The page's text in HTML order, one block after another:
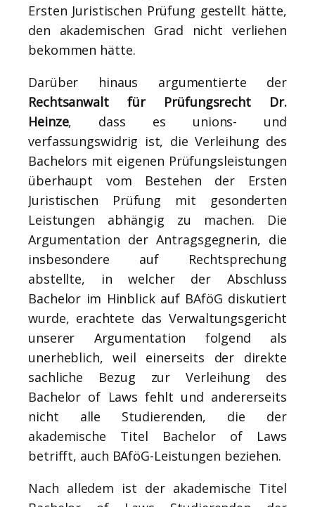
Ersten Juristischen Prüfung gestellt hätte,
den akademischen Grad nicht verliehen
bekommen hätte.
Darüber hinaus argumentierte der
Rechtsanwalt für Prüfungsrecht Dr.
Heinze, dass es unions- und
verfassungswidrig ist, die Verleihung des
Bachelors mit eigenen Prüfungsleistungen
überhaupt vom Bestehen der Ersten
Juristischen Prüfung mit gesonderten
Leistungen abhängig zu machen. Die
Argumentation der Antragsgegnerin, die
insbesondere auf Rechtsprechung
abstellte, in welcher der Abschluss
Bachelor im Hinblick auf BAföG diskutiert
wurde, erachtete das Verwaltungsgericht
unserer Argumentation folgend als
unerheblich, weil einerseits der direkte
sachliche Bezug zur Verleihung des
Bachelor of Laws fehlt und andererseits
nicht alle Studierenden, die der
akademische Titel Bachelor of Laws
betrifft, auch BAföG-Leistungen beziehen.
Nach alledem ist der akademische Titel